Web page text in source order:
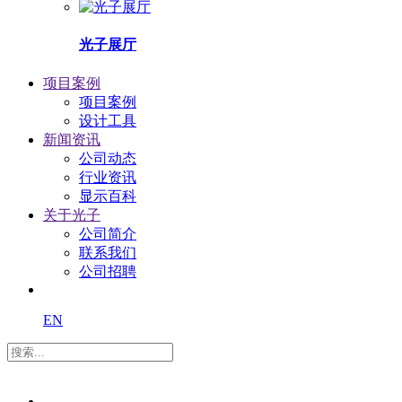
光子展厅
项目案例
项目案例
设计工具
新闻资讯
公司动态
行业资讯
显示百科
关于光子
公司简介
联系我们
公司招聘
EN